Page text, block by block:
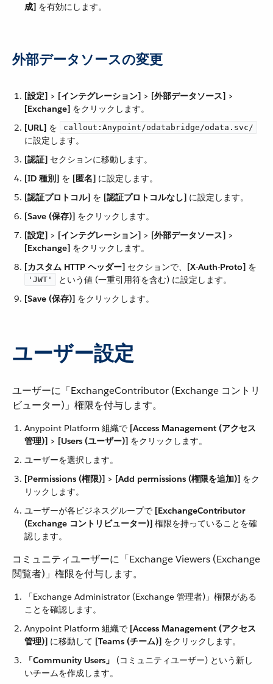
成] ​ を有効にします。
外部データソースの変更
[設定] ​ > ​ [インテグレーション] ​ > ​ [外部データソース] ​ > ​
[Exchange] ​ をクリックします。
[URL] ​ を ​ callout:Anypoint/odatabridge/odata.svc/
に設定します。
[認証] ​ セクションに移動します。
[ID 種別] ​ を ​ [匿名] ​ に設定します。
[認証プロトコル] ​ を ​ [認証プロトコルなし] ​ に設定します。
[Save (保存)] ​ をクリックします。
[設定] ​ > ​ [インテグレーション] ​ > ​ [外部データソース] ​ > ​
[Exchange] ​ をクリックします。
[カスタム HTTP ヘッダー] ​ セクションで、​ [X-Auth-Proto] ​ を ​
'JWT'
​ という値 (一重引用符を含む) に設定します。
[Save (保存)] ​ をクリックします。
ユーザー設定
ユーザーに「ExchangeContributor (Exchange コントリ
ビューター)」権限を付与します。
Anypoint Platform 組織で ​ [Access Management (アクセス
管理)] ​ > ​ [Users (ユーザー)] ​ をクリックします。
ユーザーを選択します。
[Permissions (権限)] ​ > ​ [Add permissions (権限を追加)] ​ をク
リックします。
ユーザーが各ビジネスグループで ​ [ExchangeContributor
(Exchange コントリビューター)] ​ 権限を持っていることを確
認します。
コミュニティユーザーに「Exchange Viewers (Exchange
閲覧者)」権限を付与します。
「Exchange Administrator (Exchange 管理者)」権限がある
ことを確認します。
Anypoint Platform 組織で ​ [Access Management (アクセス
管理)] ​ に移動して ​ [Teams (チーム)] ​ をクリックします。
「Community Users」
​ (コミュニティユーザー) という新し
いチームを作成します。